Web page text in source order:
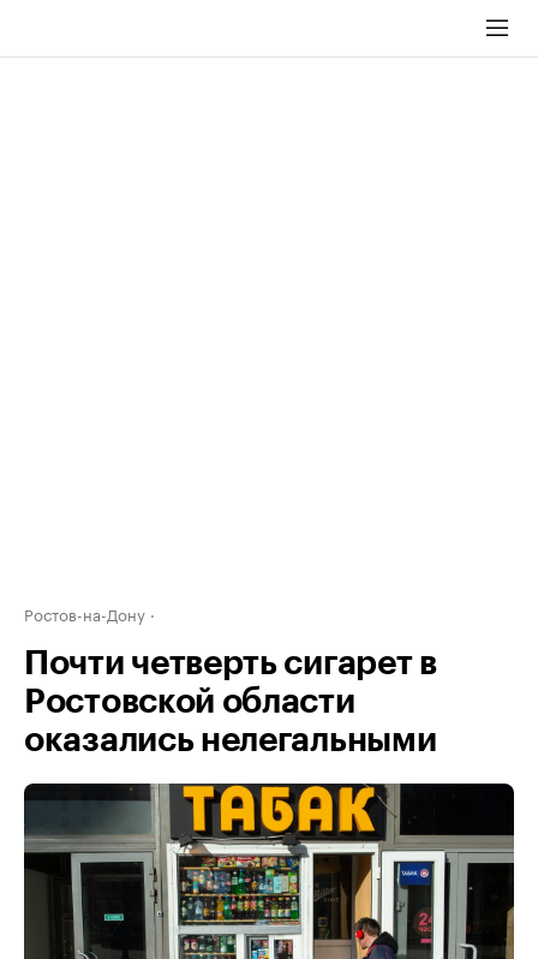
Ростов-на-Дону
Почти четверть сигарет в
Ростовской области
оказались нелегальными